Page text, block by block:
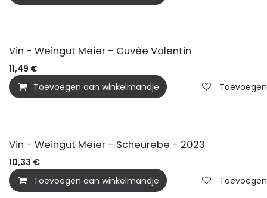
BIO
Vin - Weingut Meier - Cuvée Valentin
11,49 €
Toevoegen aan winkelmandje
BIO
Vin - Weingut Meier - Scheurebe - 2023
10,33 €
Toevoegen aan winkelmandje